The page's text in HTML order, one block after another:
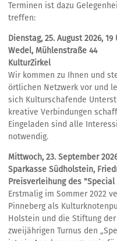
Terminen ist dazu
treffen:
Dienstag, 25. August 2026,
Wedel, Mühlenstraße 44
KulturZirkel
Wir kommen zu Ihnen und
örtlichen Netzwerk vor und
sich Kulturschafende
kreative Verbindungen
Eingeladen sind alle
notwendig.
Mittwoch, 23. September
Sparkasse Südholstein,
Preisverleihung des
Erstmalig im Sommer 2022
Pinneberg als
Holstein und die Stiftung
zweijährigen Turnus den